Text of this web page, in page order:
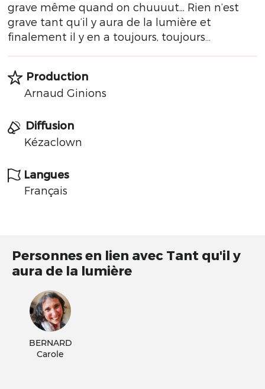
grave même quand on chuuuut... Rien n’est
grave tant qu’il y aura de la lumière et
finalement il y en a toujours, toujours…
Production
Arnaud Ginions
Diffusion
Kézaclown
Langues
Français
Personnes en lien avec Tant qu'il y
aura de la lumière
BERNARD
Carole